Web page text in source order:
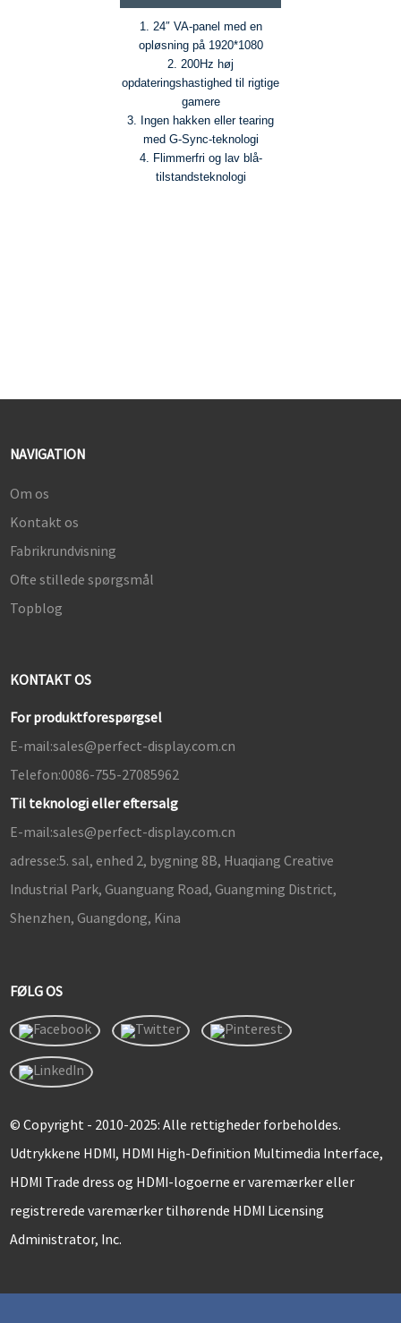
1. 24″ VA-panel med en
opløsning på 1920*1080
2. 200Hz høj
opdateringshastighed til rigtige
gamere
3. Ingen hakken eller tearing
med G-Sync-teknologi
4. Flimmerfri og lav blå-
tilstandsteknologi
NAVIGATION
Om os
Kontakt os
Fabrikrundvisning
Ofte stillede spørgsmål
Topblog
KONTAKT OS
For produktforespørgsel
E-mail:sales@perfect-display.com.cn
Telefon:0086-755-27085962
Til teknologi eller eftersalg
E-mail:sales@perfect-display.com.cn
adresse:5. sal, enhed 2, bygning 8B, Huaqiang Creative
Industrial Park, Guanguang Road, Guangming District,
Shenzhen, Guangdong, Kina
FØLG OS
© Copyright - 2010-2025: Alle rettigheder forbeholdes.
Udtrykkene HDMI, HDMI High-Definition Multimedia Interface,
HDMI Trade dress og HDMI-logoerne er varemærker eller
registrerede varemærker tilhørende HDMI Licensing
Administrator, Inc.